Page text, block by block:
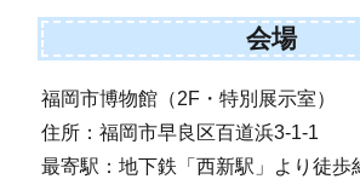
会場
福岡市博物館（2F・特別展示室）
住所：福岡市早良区百道浜3-1-1
最寄駅：地下鉄「西新駅」より徒歩